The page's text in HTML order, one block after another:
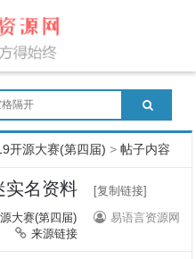
开源大赛(第四届) >帖子内容
实名资料
[复制链接]
大赛(第四届)
易语言资源网
来源链接